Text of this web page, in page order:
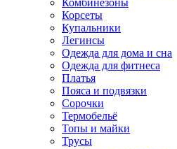
Комбинезоны
Корсеты
Купальники
Легинсы
Одежда для дома и сна
Одежда для фитнеса
Платья
Пояса и подвязки
Сорочки
Термобельё
Топы и майки
Трусы